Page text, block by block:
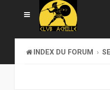
INDEX DU FORUM